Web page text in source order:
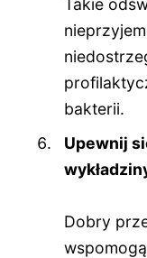
Takie
bakterii.
Upewnij
Dobry